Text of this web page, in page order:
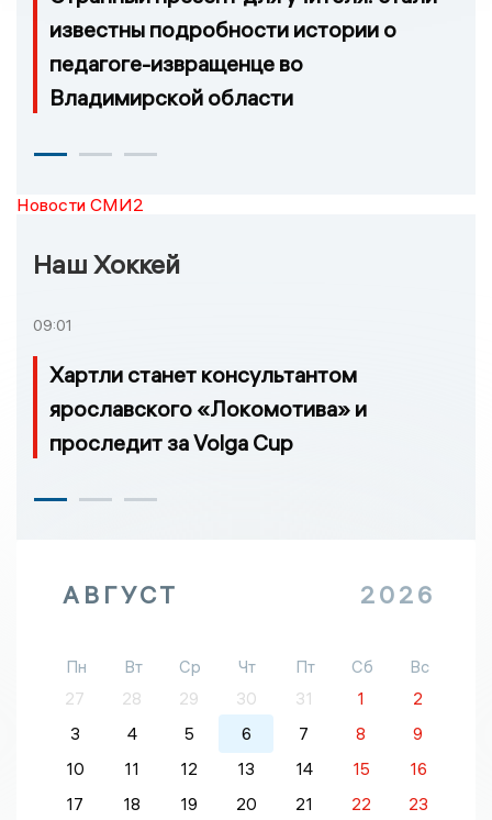
известны подробности истории о
педагоге-извращенце во
Владимирской области
Новости СМИ2
Наш Хоккей
09:01
Хартли станет консультантом
ярославского «Локомотива» и
проследит за Volga Cup
АВГУСТ 2026
Пн Вт Ср Чт Пт Сб
Вс
27
28 29 30 31 1
2
3
4 5 6 7 8
9
10
11 12 13 14 15
16
17
18 19 20 21 22
23